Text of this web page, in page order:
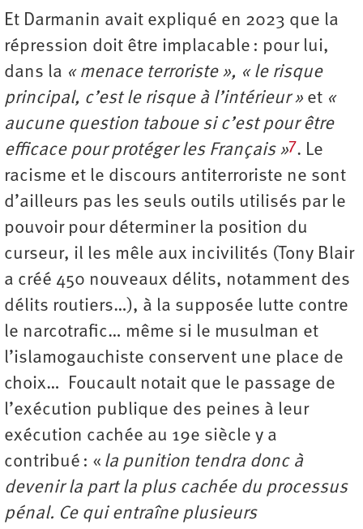
Et Darmanin avait expliqué en 2023 que la
répression doit être implacable : pour lui,
dans la « menace terroriste », « le risque
principal, c’est le risque à l’intérieur » et «
aucune question taboue si c’est pour être
efficace pour protéger les Français »7. Le
racisme et le discours antiterroriste ne sont
d’ailleurs pas les seuls outils utilisés par le
pouvoir pour déterminer la position du
curseur, il les mêle aux incivilités (Tony Blair
a créé 450 nouveaux délits, notamment des
délits routiers…), à la supposée lutte contre
le narcotrafic… même si le musulman et
l’islamogauchiste conservent une place de
choix… Foucault notait que le passage de
l’exécution publique des peines à leur
exécution cachée au 19e siècle y a
contribué : « la punition tendra donc à
devenir la part la plus cachée du processus
pénal. Ce qui entraîne plusieurs